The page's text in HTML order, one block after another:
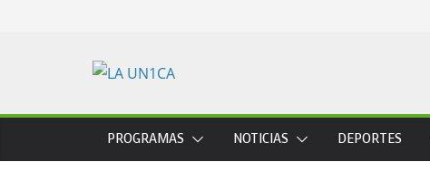
PROGRAMAS NOTICIAS DEPORTES